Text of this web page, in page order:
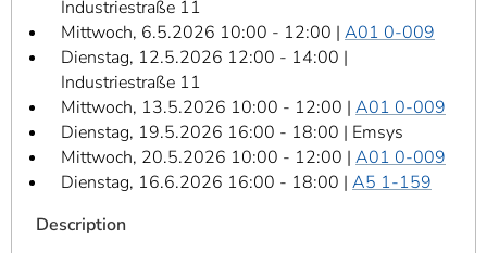
Industriestraße 11
Mittwoch, 6.5.2026 10:00 - 12:00 | A01 0-009
Dienstag, 12.5.2026 12:00 - 14:00 |
Industriestraße 11
Mittwoch, 13.5.2026 10:00 - 12:00 | A01 0-009
Dienstag, 19.5.2026 16:00 - 18:00 | Emsys
Mittwoch, 20.5.2026 10:00 - 12:00 | A01 0-009
Dienstag, 16.6.2026 16:00 - 18:00 | A5 1-159
Description